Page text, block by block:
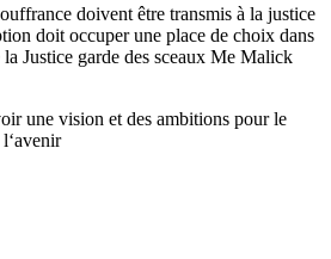
doivent être transmis à la justice
doit occuper une place de choix dans
Justice garde des sceaux Me Malick
une vision et des ambitions pour le